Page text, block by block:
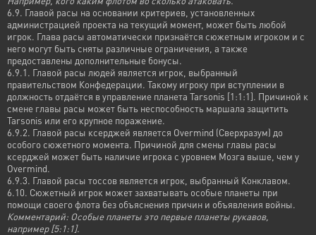
6.9. Главой расы на основании критериев, установленных
администрацией проекта на текущий момент, может быть любой
игрок. Глава расы автоматически признаётся сюжетным игроком и с
него могут быть сняты различные ограничения, а также
предоставлены дополнительные бонусы.
6.9.1. Главой расы людей является игрок, выбранный
правительством Конфедерации. Такому игроку при вступлении в
должность отдаётся в управление планета Tarsonis [1:1:1]. Причиной к
смене главы расы может быть неспособность маршала защитить
Tarsonis или его крупное поражение.
6.9.2. Главой расы ксерджей является Overmind (Сверхразум) до
особого сюжетного момента. Причиной для смены главы расы
ксерджей может быть наличие игрока с уровнем Мозга выше, чем у
Overmind.
6.9.3. Главой расы тоссов является игрок, выбранный Конклавом.
6.10. Сюжетный игрок может захватывать особые планеты при
помощи своего флота без объяснения причин и объявления войны.
Комментарий: Особые планеты это первые планеты рукавов,
например [5:1:1].